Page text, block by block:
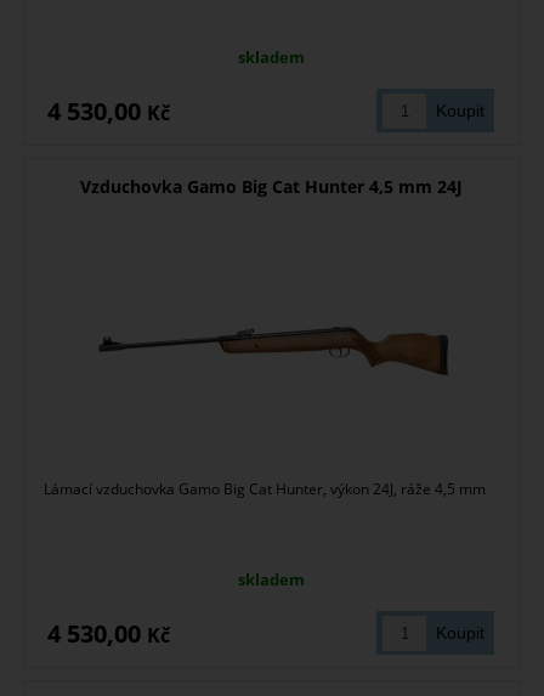
skladem
4 530,00 Kč
Vzduchovka Gamo Big Cat Hunter 4,5 mm 24J
Lámací vzduchovka Gamo Big Cat Hunter, výkon 24J, ráže 4,5 mm
skladem
4 530,00 Kč